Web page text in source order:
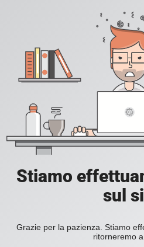
Stiamo
sul
Grazie per la pazienza. Stiamo
ritorneremo a